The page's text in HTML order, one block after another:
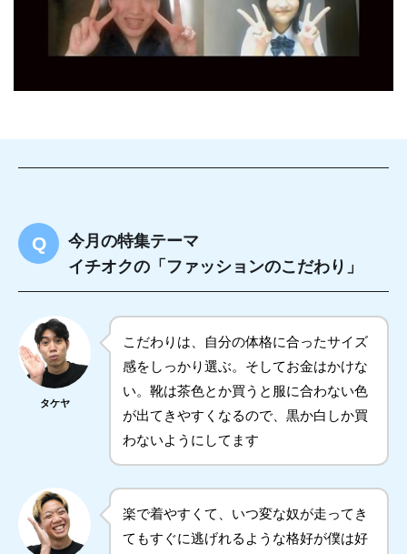
今月の特集テーマ
イチオクの「ファッションのこだわり」
タケヤ
こだわりは、自分の体格に合ったサイズ
感をしっかり選ぶ。そしてお金はかけな
い。靴は茶色とか買うと服に合わない色
が出てきやすくなるので、黒か白しか買
わないようにしてます
楽で着やすくて、いつ変な奴が走ってき
てもすぐに逃げれるような格好が僕は好